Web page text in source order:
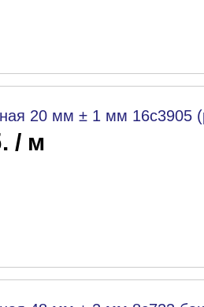
20 мм ± 1 мм 16с3905
/ м